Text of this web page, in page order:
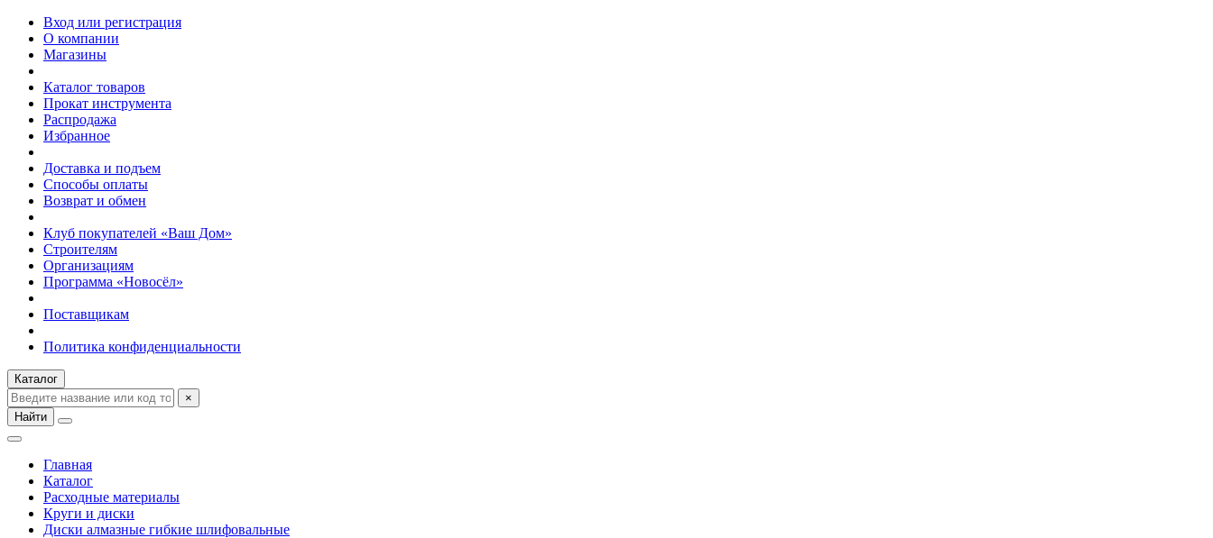
Вход или регистрация
О компании
Магазины
Каталог товаров
Прокат инструмента
Распродажа
Избранное
Доставка и подъем
Способы оплаты
Возврат и обмен
Клуб покупателей «Ваш Дом»
Строителям
Организациям
Программа «Новосёл»
Поставщикам
Политика конфиденциальности
Каталог
×
Найти
Главная
Каталог
Расходные материалы
Круги и диски
Диски алмазные гибкие шлифовальные